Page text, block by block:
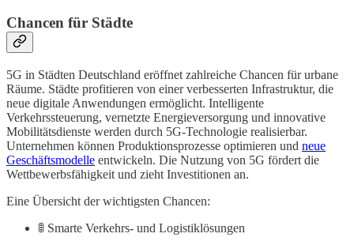
Chancen für Städte
5G in Städten Deutschland eröffnet zahlreiche Chancen für urbane
Räume. Städte profitieren von einer verbesserten Infrastruktur, die
neue digitale Anwendungen ermöglicht. Intelligente
Verkehrssteuerung, vernetzte Energieversorgung und innovative
Mobilitätsdienste werden durch 5G-Technologie realisierbar.
Unternehmen können Produktionsprozesse optimieren und neue
Geschäftsmodelle entwickeln. Die Nutzung von 5G fördert die
Wettbewerbsfähigkeit und zieht Investitionen an.
Eine Übersicht der wichtigsten Chancen:
🚦 Smarte Verkehrs- und Logistiklösungen